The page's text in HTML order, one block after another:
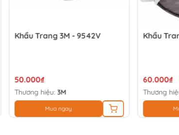
Khẩu Trang 3M - 9542V
50.000₫
Thương hiệu: 3M
Mua ngay
Khẩu
60.000₫
Thương